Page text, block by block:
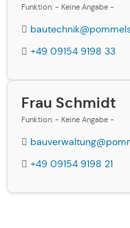
Funktion: - Keine Angabe -
+49 09154 9198 33
Frau Schmidt
Funktion: - Keine Angabe -
+49 09154 9198 21